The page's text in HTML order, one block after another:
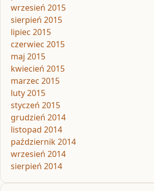
wrzesień 2015
sierpień 2015
lipiec 2015
czerwiec 2015
maj 2015
kwiecień 2015
marzec 2015
luty 2015
styczeń 2015
grudzień 2014
listopad 2014
październik 2014
wrzesień 2014
sierpień 2014